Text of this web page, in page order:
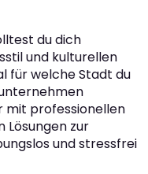
du dich
und kulturellen
für welche Stadt du
mit professionellen
Lösungen zur
und stressfrei